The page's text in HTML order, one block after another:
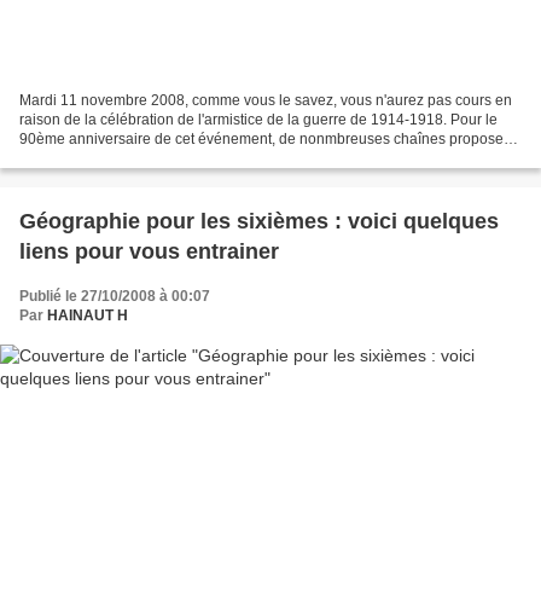
Mardi 11 novembre 2008, comme vous le savez, vous n'aurez pas cours en
raison de la célébration de l'armistice de la guerre de 1914-1918. Pour le
90ème anniversaire de cet événement, de nonmbreuses chaînes proposent
Géographie pour les sixièmes : voici quelques
liens pour vous entrainer
Publié le 27/10/2008 à 00:07
Par HAINAUT H